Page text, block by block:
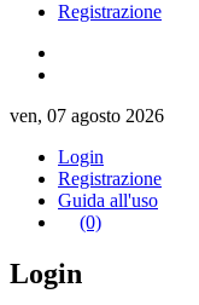
Registrazione
ven, 07 agosto 2026
Login
Registrazione
Guida all'uso
(0)
Login